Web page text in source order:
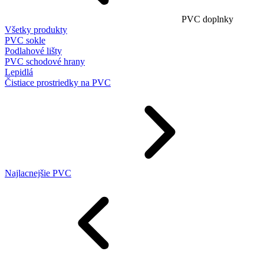
PVC doplnky
Všetky produkty
PVC sokle
Podlahové lišty
PVC schodové hrany
Lepidlá
Čistiace prostriedky na PVC
Najlacnejšie PVC